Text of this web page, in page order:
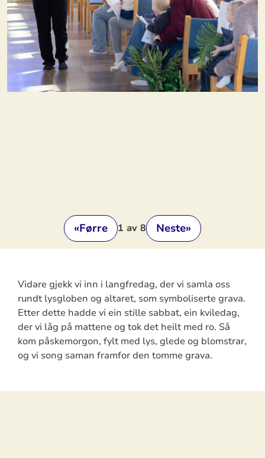
«Førre 1 av 8 Neste»
Vidare gjekk vi inn i langfredag, der vi samla oss
rundt lysgloben og altaret, som symboliserte grava.
Etter dette hadde vi ein stille sabbat, ein kviledag,
der vi låg på mattene og tok det heilt med ro. Så
kom påskemorgon, fylt med lys, glede og blomstrar,
og vi song saman framfor den tomme grava.